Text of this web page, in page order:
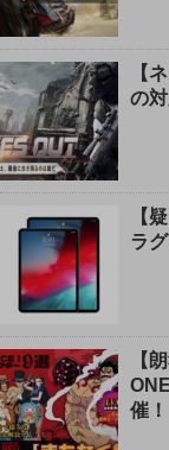
【
の
【
ラ
【
催！